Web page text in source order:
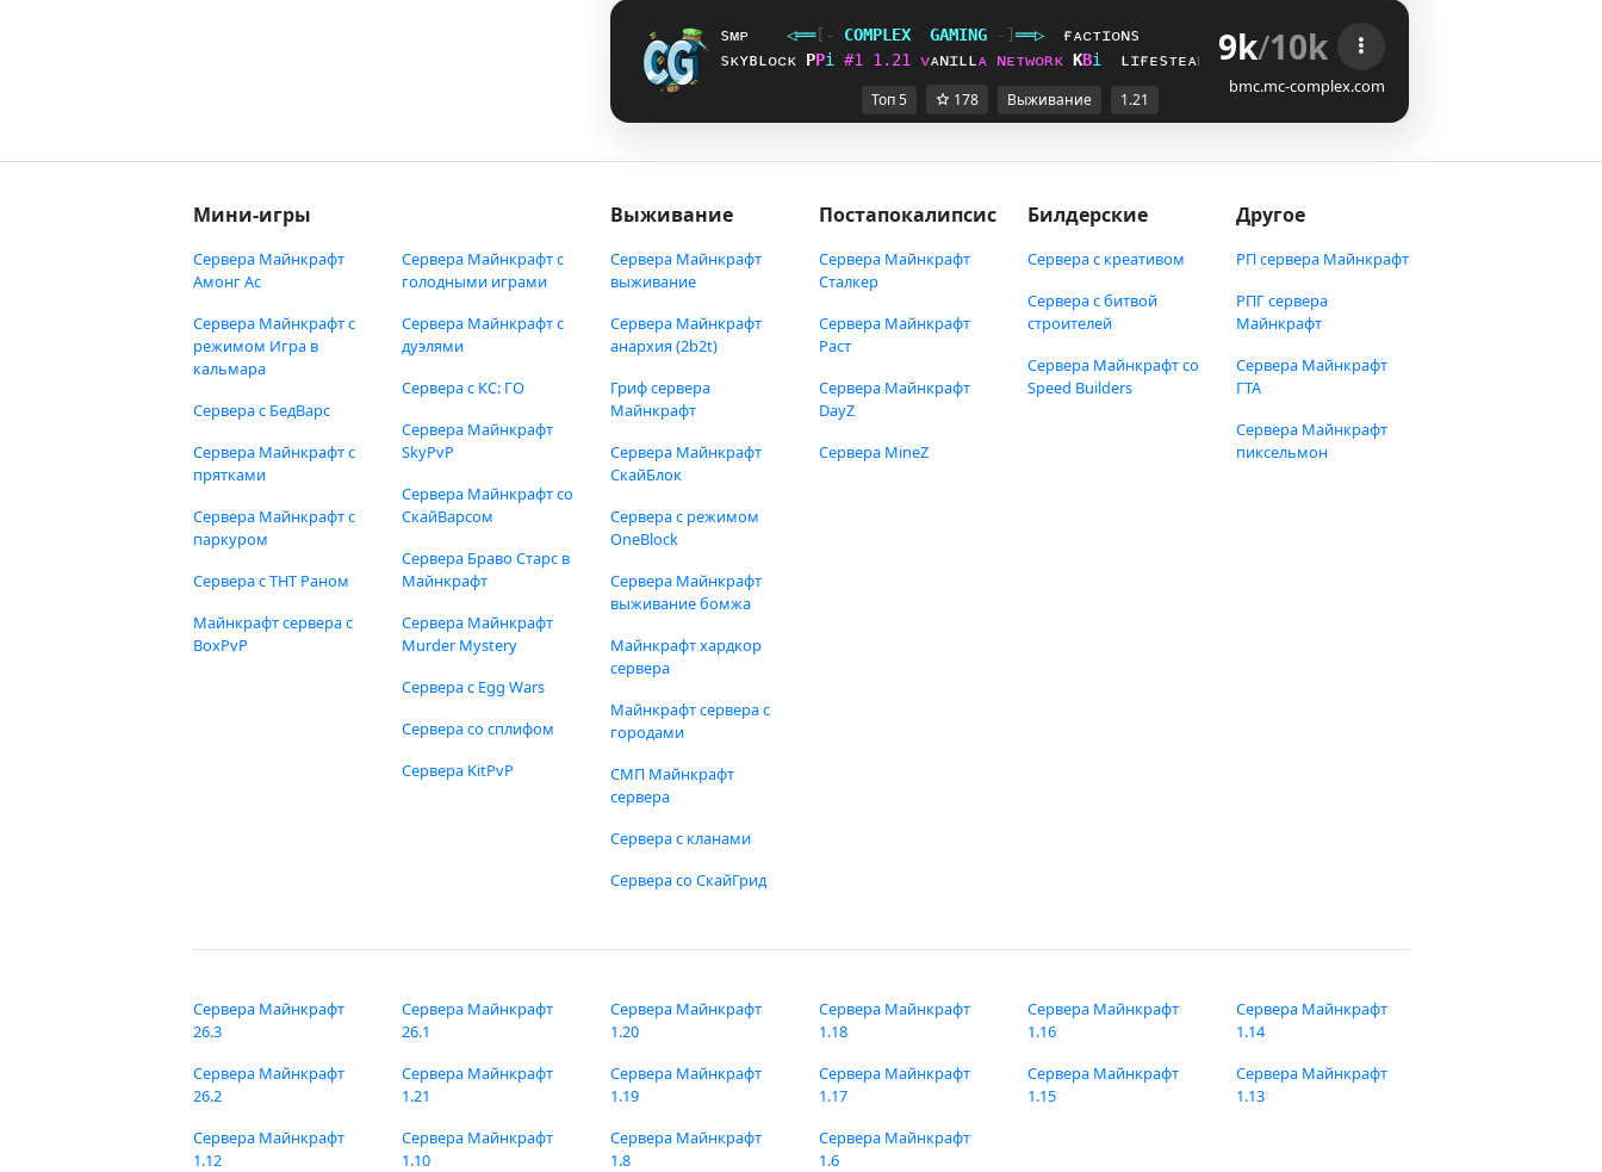
sᴍᴘ ◁══[‐ COMPL EX GAMING ‐]══▷
ғᴀᴄᴛɪᴏɴs
sᴋʏʙʟᴏᴄᴋ CRi #1 1 . 21 ᴠᴀɴɪʟʟᴀ ɴᴇᴛᴡᴏʀᴋ [_i ʟɪғᴇsᴛᴇᴀʟ 9k/10k
bmc.mc-complex.com
Топ 5 178 Выживание 1.21
Мини-игры
Сервера Майнкрафт
Амонг Ас
Сервера Майнкрафт с
режимом Игра в
кальмара
Сервера с БедВарс
Сервера Майнкрафт с
прятками
Сервера Майнкрафт с
паркуром
Сервера с ТНТ Раном
Майнкрафт сервера с
BoxPvP
Сервера Майнкрафт с
голодными играми
Сервера Майнкрафт с
дуэлями
Сервера с КС: ГО
Сервера Майнкрафт
SkyPvP
Сервера Майнкрафт со
СкайВарсом
Сервера Браво Старс в
Майнкрафт
Сервера Майнкрафт
Murder Mystery
Сервера с Egg Wars
Сервера со сплифом
Сервера KitPvP
Выживание
Сервера Майнкрафт
выживание
Сервера Майнкрафт
анархия (2b2t)
Гриф сервера
Майнкрафт
Сервера Майнкрафт
СкайБлок
Сервера с режимом
OneBlock
Сервера Майнкрафт
выживание бомжа
Майнкрафт хардкор
сервера
Майнкрафт сервера с
городами
СМП Майнкрафт
сервера
Сервера с кланами
Сервера со СкайГрид
Постапокалипсис
Сервера Майнкрафт
Сталкер
Сервера Майнкрафт
Раст
Сервера Майнкрафт
DayZ
Сервера MineZ
Билдерские
Сервера с креативом
Сервера с битвой
строителей
Сервера Майнкрафт со
Speed Builders
Другое
РП сервера Майнкрафт
РПГ сервера
Майнкрафт
Сервера Майнкрафт
ГТА
Сервера Майнкрафт
пиксельмон
Сервера Майнкрафт
26.3
Сервера Майнкрафт
26.2
Сервера Майнкрафт
26.1
Сервера Майнкрафт
1.21
Сервера Майнкрафт
1.20
Сервера Майнкрафт
1.19
Сервера Майнкрафт
1.18
Сервера Майнкрафт
1.17
Сервера Майнкрафт
1.16
Сервера Майнкрафт
1.15
Сервера Майнкрафт
1.14
Сервера Майнкрафт
1.13
Сервера Майнкрафт
1.12
Сервера Майнкрафт
1.10
Сервера Майнкрафт
1.8
Сервера Майнкрафт
1.6